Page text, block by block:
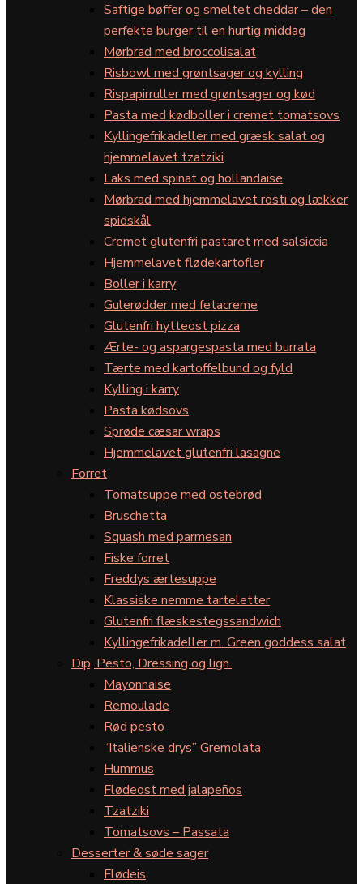
Saftige bøffer og smeltet cheddar – den
perfekte burger til en hurtig middag
Mørbrad med broccolisalat
Risbowl med grøntsager og kylling
Rispapirruller med grøntsager og kød
Pasta med kødboller i cremet tomatsovs
Kyllingefrikadeller med græsk salat og
hjemmelavet tzatziki
Laks med spinat og hollandaise
Mørbrad med hjemmelavet rösti og lækker
spidskål
Cremet glutenfri pastaret med salsiccia
Hjemmelavet flødekartofler
Boller i karry
Gulerødder med fetacreme
Glutenfri hytteost pizza
Ærte- og aspargespasta med burrata
Tærte med kartoffelbund og fyld
Kylling i karry
Pasta kødsovs
Sprøde cæsar wraps
Hjemmelavet glutenfri lasagne
Forret
Tomatsuppe med ostebrød
Bruschetta
Squash med parmesan
Fiske forret
Freddys ærtesuppe
Klassiske nemme tarteletter
Glutenfri flæskestegssandwich
Kyllingefrikadeller m. Green goddess salat
Dip, Pesto, Dressing og lign.
Mayonnaise
Remoulade
Rød pesto
“Italienske drys” Gremolata
Hummus
Flødeost med jalapeños
Tzatziki
Tomatsovs – Passata
Desserter & søde sager
Flødeis